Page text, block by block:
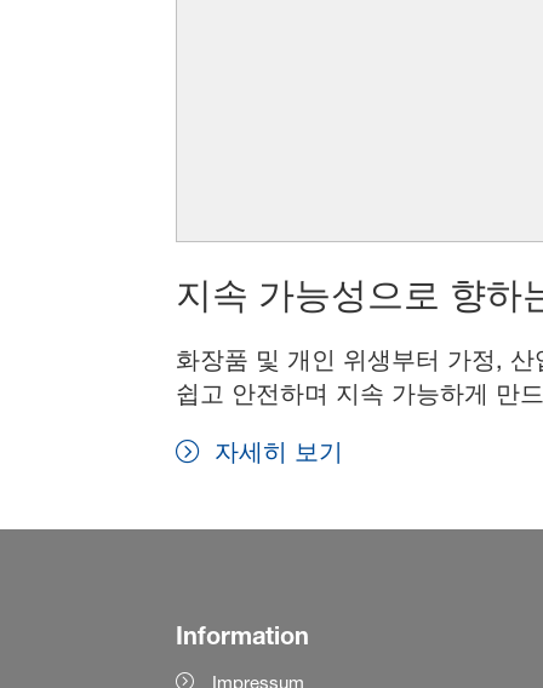
지속 가능성으로 향하
화장품 및 개인 위생부터 가정,
쉽고 안전하며 지속 가능하게 만
자세히 보기
Information
Impressum